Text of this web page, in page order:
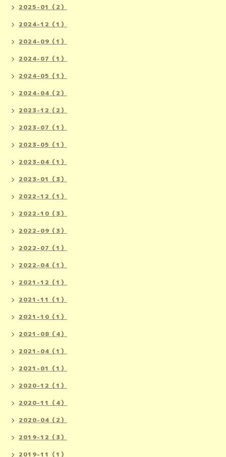
2025-01（2）
2024-12（1）
2024-09（1）
2024-07（1）
2024-05（1）
2024-04（2）
2023-12（2）
2023-07（1）
2023-05（1）
2023-04（1）
2023-01（3）
2022-12（1）
2022-10（3）
2022-09（3）
2022-07（1）
2022-04（1）
2021-12（1）
2021-11（1）
2021-10（1）
2021-08（4）
2021-04（1）
2021-01（1）
2020-12（1）
2020-11（4）
2020-04（2）
2019-12（3）
2019-11（1）